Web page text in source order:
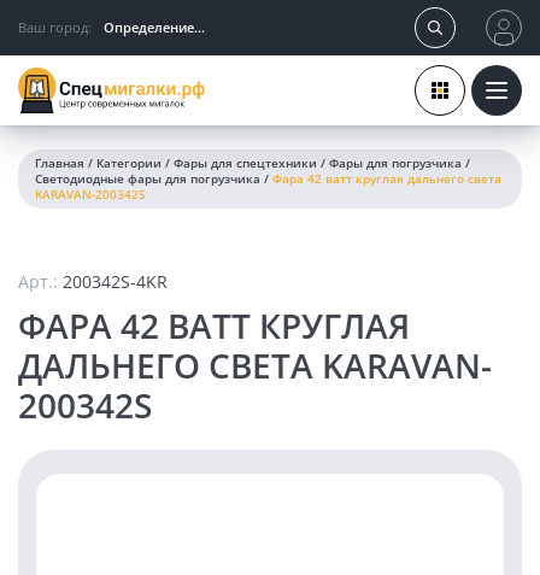
Ваш город: Определение...
Главная / Категории / Фары для спецтехники / Фары для погрузчика /
Светодиодные фары для погрузчика / Фара 42 ватт круглая дальнего света
KARAVAN-200342S
Арт.: 200342S-4KR
ФАРА 42 ВАТТ КРУГЛАЯ
ДАЛЬНЕГО СВЕТА KARAVAN-
200342S